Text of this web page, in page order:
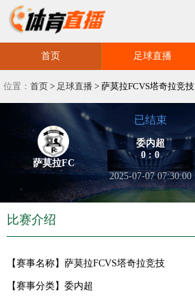
首页 足球直播
位置： 首页 > 足球直播 > 萨莫拉FCVS塔奇拉竞技
萨莫拉FC
已结束
委内超
0 : 0
2025-07-07 07:30:00
比赛介绍
【赛事名称】 萨莫拉FCVS塔奇拉竞技
【赛事分类】 委内超